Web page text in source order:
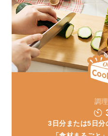
調
3日分または5日分